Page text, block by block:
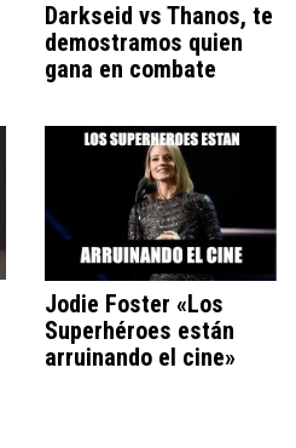
Darkseid vs Thanos, te
demostramos quien
gana en combate
Jodie Foster «Los
Superhéroes están
arruinando el cine»